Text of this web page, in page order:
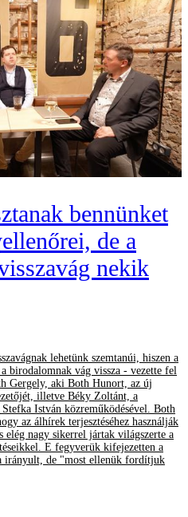
bennünket
de a
nekik
lehetünk szemtanúi, hiszen a
birodalomnak vág vissza - vezette fel
Gergely, aki Both Hunort, az új
illetve Béky Zoltánt, a
Stefka István közreműködésével. Both
az álhírek terjesztéséhez használják
elég nagy sikerrel jártak világszerte a
E fegyverük kifejezetten a
irányult, de "most ellenük fordítjuk